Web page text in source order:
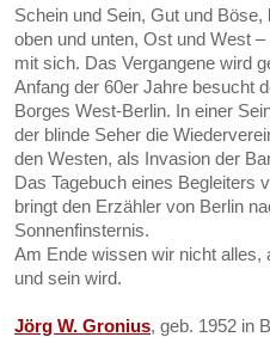
Schein und Sein, Gut und
oben und unten, Ost und West
mit sich. Das Vergangene wird
Anfang der 60er Jahre besucht
Borges West-Berlin. In einer
der blinde Seher die
den Westen, als Invasion der
Das Tagebuch eines Begleiters
bringt den Erzähler von Berlin
Sonnenfinsternis.
Am Ende wissen wir nicht alles,
und sein wird.
Jörg W. Gronius, geb. 1952 in